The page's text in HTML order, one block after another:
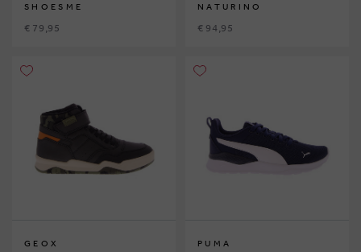
SHOESME
€ 79,95
NATURINO
€ 94,95
GEOX PUMA